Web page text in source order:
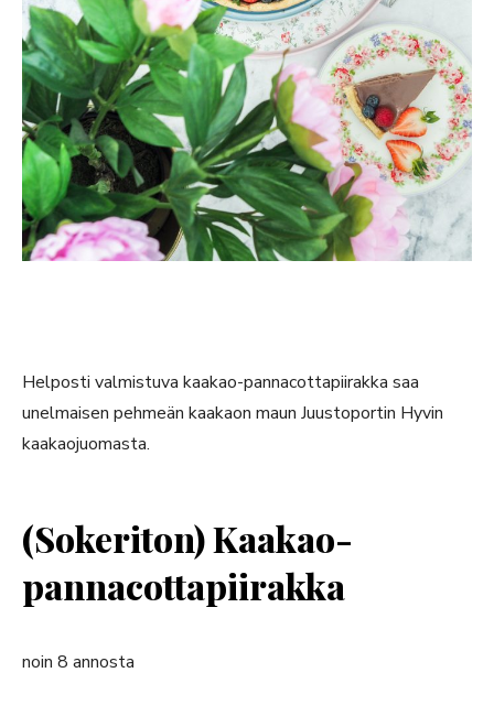
Helposti valmistuva kaakao-pannacottapiirakka saa
unelmaisen pehmeän kaakaon maun Juustoportin Hyvin
kaakaojuomasta.
(Sokeriton) Kaakao-
pannacottapiirakka
noin 8 annosta